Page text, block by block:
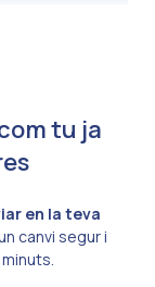
tu ja
en la teva
canvi segur i